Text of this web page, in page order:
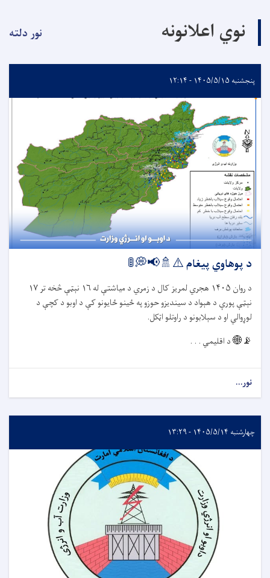
نوي اعلانونه نور دلته
پنجشنبه ۱۴۰۵/۵/۱۵ - ۱۲:۱۴
د پوهاوي پیغام ⚠️🚿📢💭🚦
د روان ۱۴۰۵ هجري لمریز کال د زمري د میاشتې له ۱۶ نېټې څخه تر۱۷
نېټې پورې د هېواد د سیندیزو حوزو په ځينو ځایونو کې د اوبو د کچې د
لوړوالي او د سېلابونو د راوتلو اټکل.
📡🌐د اقلیمي . . .
نور...
چهارشنبه ۱۴۰۵/۵/۱۴ - ۱۳:۲۹